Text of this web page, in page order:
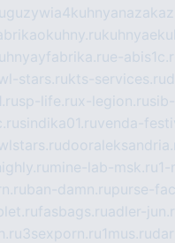
e-
stars.rukts-services.ru
sp-life.rux-legion.ru
sindika01.ruvenda-
mine-lab-msk.ru1-
ban-damn.rupurse-
fasbags.ruadler-
3sexporn.ru1mus.ru